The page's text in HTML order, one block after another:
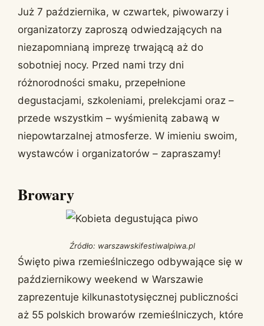
Już 7 października, w czwartek, piwowarzy i
organizatorzy zaproszą odwiedzających na
niezapomnianą imprezę trwającą aż do
sobotniej nocy. Przed nami trzy dni
różnorodności smaku, przepełnione
degustacjami, szkoleniami, prelekcjami oraz –
przede wszystkim – wyśmienitą zabawą w
niepowtarzalnej atmosferze. W imieniu swoim,
wystawców i organizatorów – zapraszamy!
Browary
Źródło: warszawskifestiwalpiwa.pl
Święto piwa rzemieślniczego odbywające się w
październikowy weekend w Warszawie
zaprezentuje kilkunastotysięcznej publiczności
aż 55 polskich browarów rzemieślniczych, które